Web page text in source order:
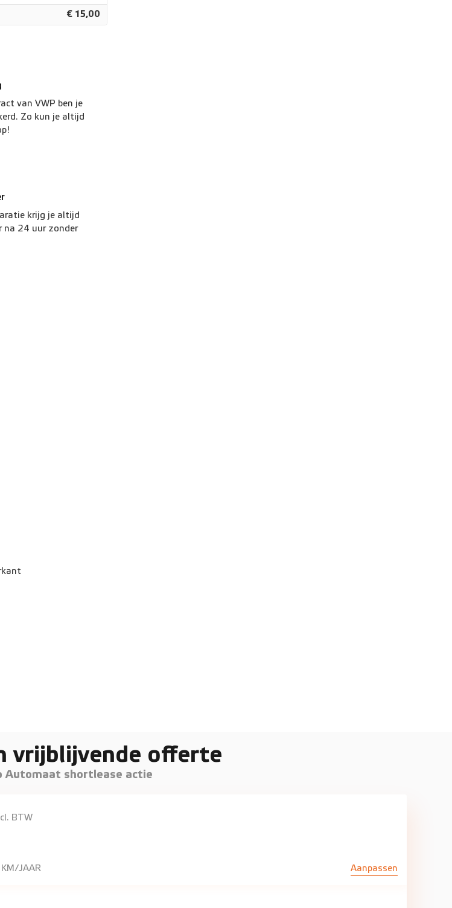
€ 15,00
van VWP ben je
Zo kun je altijd
krijg je altijd
na 24 uur zonder
vrijblijvende offerte
Automaat shortlease actie
BTW
JAAR Aanpassen